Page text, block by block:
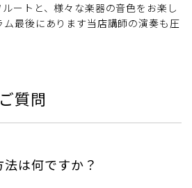
ートと、様々な楽器の音色をお楽し
最後にあります当店講師の演奏も圧
質問
は何ですか？